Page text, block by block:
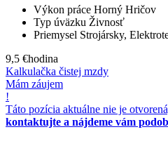
Výkon práce Horný Hričov
Typ úväzku Živnosť
Priemysel Strojársky,
9,5 €hodina
Kalkulačka čistej mzdy
Mám záujem
!
Táto pozícia aktuálne nie je
kontaktujte a nájdeme vám